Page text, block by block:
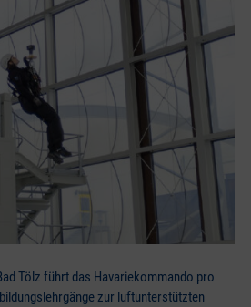
Tölz führt das Havariekommando pro
zur luftunterstützten